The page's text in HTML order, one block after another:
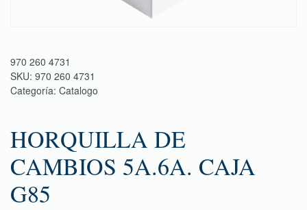
970 260 4731
SKU: 970 260 4731
Categoría: Catalogo
HORQUILLA DE
CAMBIOS 5A.6A. CAJA
G85